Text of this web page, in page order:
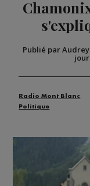
Publié par
jour
Radio Mont Blanc
Politique